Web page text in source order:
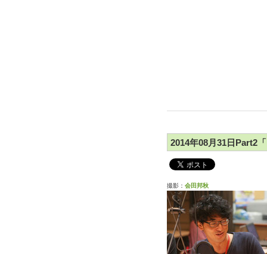
2014年08月31日Part2
撮影： 会田邦秋